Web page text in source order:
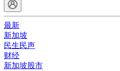
最新
新加坡
民生民声
财经
新加坡股市